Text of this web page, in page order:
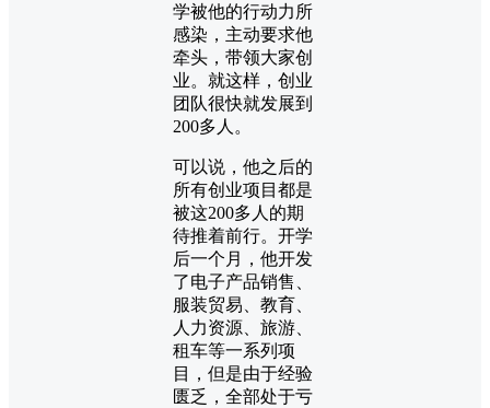
学被他的行动力所
感染，主动要求他
牵头，带领大家创
业。就这样，创业
团队很快就发展到
200多人。
可以说，他之后的
所有创业项目都是
被这200多人的期
待推着前行。开学
后一个月，他开发
了电子产品销售、
服装贸易、教育、
人力资源、旅游、
租车等一系列项
目，但是由于经验
匮乏，全部处于亏